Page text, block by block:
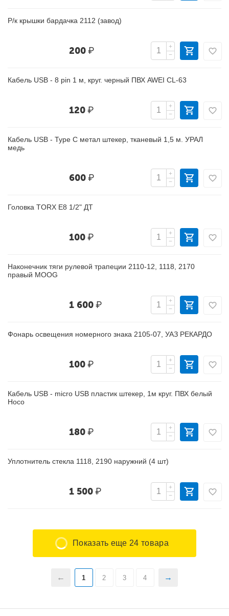
Р/к крышки бардачка 2112 (завод)
200₽
+
−
Кабель USB - 8 pin 1 м, круг. черный ПВХ AWEI CL-63
120₽
+
−
Кабель USB - Type C метал штекер, тканевый 1,5 м. УРАЛ
медь
600₽
+
−
Головка TORX Е8 1/2" ДТ
100₽
+
−
Наконечник тяги рулевой трапеции 2110-12, 1118, 2170
правый MOOG
1 600₽
+
−
Фонарь освещения номерного знака 2105-07, УАЗ РЕКАРДО
100₽
+
−
Кабель USB - micro USB пластик штекер, 1м круг. ПВХ белый
Hoco
180₽
+
−
Уплотнитель стекла 1118, 2190 наружний (4 шт)
1 500₽
+
−
Показать еще 24 товара
1 2 3 4